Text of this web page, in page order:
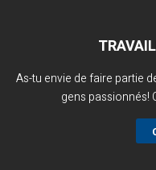
As-tu envie de faire partie
gens passionnés!